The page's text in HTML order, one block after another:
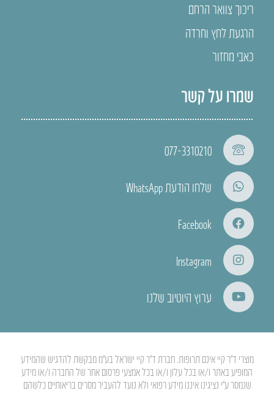
ריכוך צוואר הרחם
הרגעת לחץ וחרדה
כאבי מחזור
שמרו על קשר
077-3310210
שלחו הודעת WhatsApp
Facebook
Instagram
ערוץ היוטיוב שלנו
מוצרי ד”ר קיי אינם תרופות. חברת ד”ר קיי ישראל בע”מ מבקשת להדגיש שהמידע
המופיע באתר ו/או בכל עלון ו/או בכל אמצעי פרסום אחר של החברה ו/או מידע
שנמסר ע”י נציגינו איננו מידע רפואי ולא נועד להעביר מסרים בריאותיים כלשהם